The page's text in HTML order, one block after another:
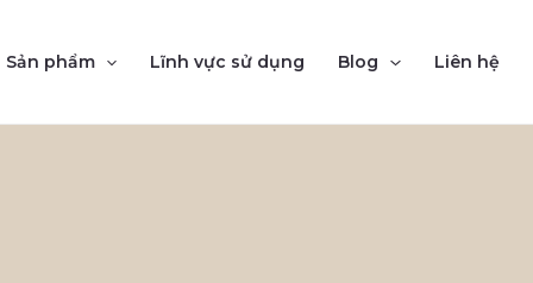
Sản phẩm Lĩnh vực sử dụng Blog Liên hệ